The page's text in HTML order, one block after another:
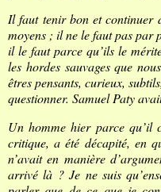
Il faut tenir bon et continuer
moyens ; il ne le faut pas par
il le faut parce qu’ils le
les hordes sauvages que
êtres pensants, curieux,
questionner. Samuel Paty
Un homme hier parce qu’il
critique, a été décapité, en
n’avait en manière
arrivé là ? Je ne suis